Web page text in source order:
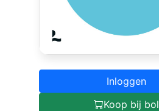
Inloggen
Koop bij bol